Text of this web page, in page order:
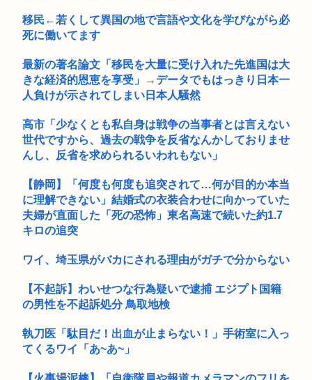
移民←若くして異国の地で言語や文化を学びながら必
死に働いてます
最新の著名論文「移民を大量に受け入れた先進国は大
きな経済的恩恵を享受」→データでもはっきり日本一
人負けが示されてしまい日本人騒然
高市「少なくとも私自身は戦争の当事者とは言えない
世代ですから、過去の戦争を反省なんかしておりませ
んし、反省を求められるいわれもない」
【静岡】「何度も何度も追突されて…何が目的か本当
に理解できない」結婚式の衣装合わせに向かっていた
夫婦が直面した「死の恐怖」東名高速で続いた約1.7
キロの追突
ワイ、埼玉県がバカにされる理由がガチで分からない
【不起訴】わいせつな行為疑いで逮捕 エジプト国籍
の男性を不起訴処分 鳥取地検
執刀医「駄目だ！出血が止まらない！」手術室に入っ
てくるワイ「あ~あ~」